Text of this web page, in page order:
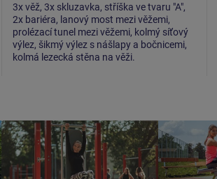
3x věž, 3x skluzavka, stříška ve tvaru "A",
2x bariéra, lanový most mezi věžemi,
prolézací tunel mezi věžemi, kolmý síťový
výlez, šikmý výlez s nášlapy a bočnicemi,
kolmá lezecká stěna na věži.